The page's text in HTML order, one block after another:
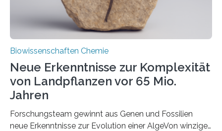
Biowissenschaften Chemie
Neue Erkenntnisse zur Komplexität
von Landpflanzen vor 65 Mio.
Jahren
Forschungsteam gewinnt aus Genen und Fossilien
neue Erkenntnisse zur Evolution einer AlgeVon winzigen